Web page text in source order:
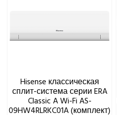
Hisense классическая
сплит-система серии ERA
Classic A Wi-Fi AS-
09HW4RLRKC01A (комплект)